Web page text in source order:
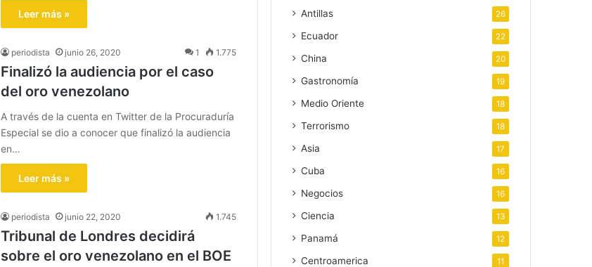
Leer más »
periodista junio 26, 2020 1 1.775
Finalizó la audiencia por el caso
del oro venezolano
A través de la cuenta en Twitter de la Procuraduría
Especial se dio a conocer que finalizó la audiencia
en…
Leer más »
periodista junio 22, 2020 1.745
Tribunal de Londres decidirá
sobre el oro venezolano en el BOE
Antillas 26
Ecuador 22
China 20
Gastronomía 19
Medio Oriente 18
Terrorismo 18
Asia 17
Cuba 16
Negocios 16
Ciencia 13
Panamá 12
Centroamerica 11